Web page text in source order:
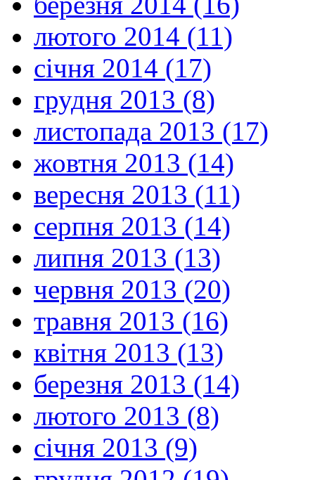
лютого 2014 (11)
січня 2014 (17)
грудня 2013 (8)
листопада 2013 (17)
жовтня 2013 (14)
вересня 2013 (11)
серпня 2013 (14)
липня 2013 (13)
червня 2013 (20)
травня 2013 (16)
квітня 2013 (13)
березня 2013 (14)
лютого 2013 (8)
січня 2013 (9)